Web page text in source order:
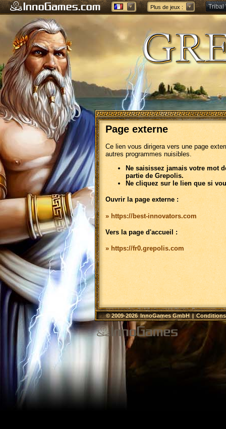
Plus de jeux : Tribal
Page externe
Ce lien vous dirigera vers une page
autres programmes nuisibles.
Ne saisissez jamais votre mot
partie de Grepolis.
Ne cliquez sur le lien que si
Ouvrir la page externe :
» https://best-innovators.com
Vers la page d'accueil :
» https://fr0.grepolis.com
© 2009-2026InnoGames GmbH|